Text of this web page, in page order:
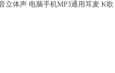
立体声 电脑手机MP3通用耳麦 K歌